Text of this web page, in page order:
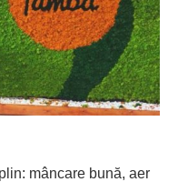
mâncare bună, aer